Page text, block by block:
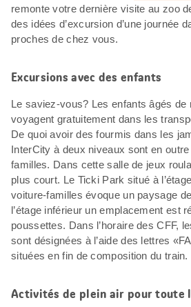
remonte votre dernière visite au zoo
des idées d’excursion d’une journée
proches de chez vous.
Excursions avec des enfants
Le saviez-vous? Les enfants âgés de
voyagent gratuitement dans les
De quoi avoir des fourmis dans les
InterCity à deux niveaux sont en outre
familles. Dans cette salle de jeux
plus court. Le Ticki Park situé à
voiture-familles évoque un paysage
l’étage inférieur un emplacement est
poussettes. Dans l’horaire des CFF,
sont désignées à l’aide des lettres
situées en fin de composition du train.
Activités de plein air pour toute